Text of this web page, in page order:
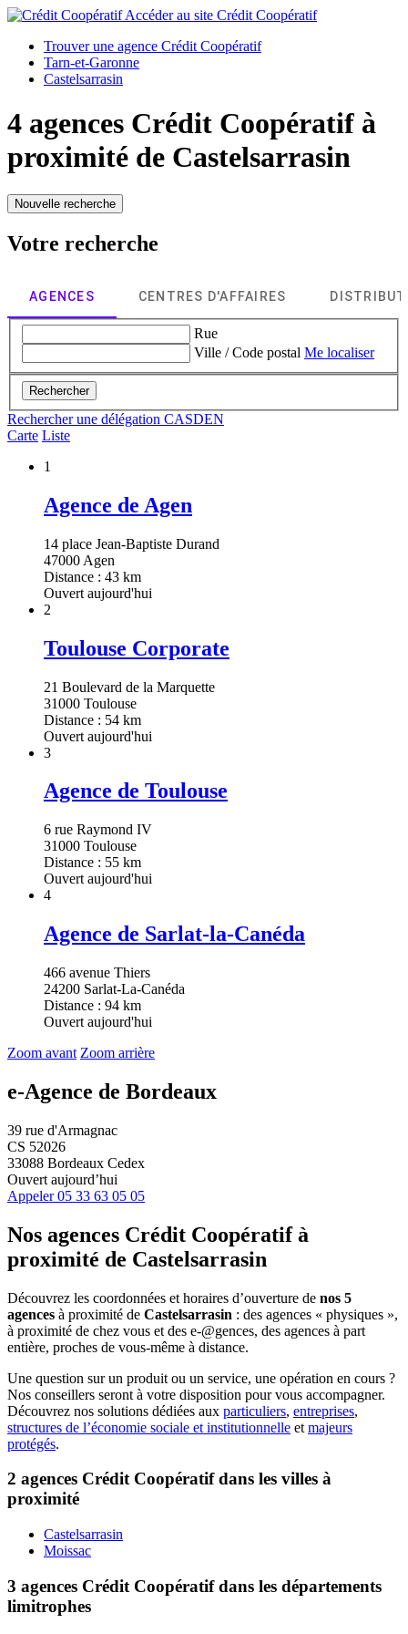
Accéder au site Crédit Coopératif
Trouver une agence Crédit Coopératif
Tarn-et-Garonne
Castelsarrasin
4 agences Crédit Coopératif à
proximité de Castelsarrasin
Nouvelle recherche
Votre recherche
AGENCES CENTRES D'AFFAIRES
Rue
Ville / Code postal Me localiser
Rechercher
Rechercher une délégation CASDEN
Carte Liste
1
Agence de Agen
14 place Jean-Baptiste Durand
47000 Agen
Distance : 43 km
Ouvert aujourd'hui
2
Toulouse Corporate
21 Boulevard de la Marquette
31000 Toulouse
Distance : 54 km
Ouvert aujourd'hui
3
Agence de Toulouse
6 rue Raymond IV
31000 Toulouse
Distance : 55 km
Ouvert aujourd'hui
4
Agence de Sarlat-la-Canéda
466 avenue Thiers
24200 Sarlat-La-Canéda
Distance : 94 km
Ouvert aujourd'hui
Zoom avant Zoom arrière
e-Agence de Bordeaux
39 rue d'Armagnac
CS 52026
33088 Bordeaux Cedex
Ouvert aujourd’hui
Appeler 05 33 63 05 05
Nos agences Crédit Coopératifà
proximité de Castelsarrasin
Découvrez les coordonnées et horaires d’ouverture de nos 5
agences à proximité de Castelsarrasin : des agences « physiques »,
à proximité de chez vous et des e-@gences, des agences à part
entière, proches de vous-même à distance.
Une question sur un produit ou un service, une opération en cours ?
Nos conseillers seront à votre disposition pour vous accompagner.
Découvrez nos solutions dédiées aux particuliers, entreprises,
structures de l’économie sociale et institutionnelle et majeurs
protégés.
2 agences Crédit Coopératif dans les villes à
proximité
Castelsarrasin
Moissac
3 agences Crédit Coopératif dans les départements
limitrophes